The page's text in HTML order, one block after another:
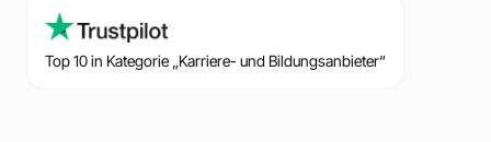
Top 10 in Kategorie „Karriere- und Bildungsanbieter“